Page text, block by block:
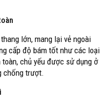
lớn, mang lại vẻ ngoài
cấp độ bám tốt như các loại
chủ yếu được sử dụng ở
chống trượt.